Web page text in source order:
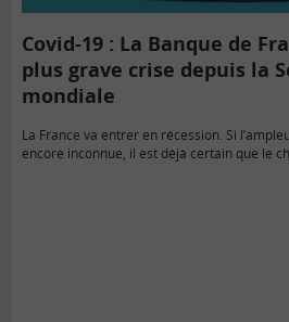
Covid-19 : La Banque de
plus grave crise depuis la
mondiale
La France va entrer en récession. Si
encore inconnue, il est déjà certain que le